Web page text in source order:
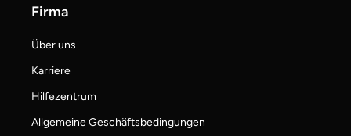
Firma
Über uns
Karriere
Hilfezentrum
Allgemeine Geschäftsbedingungen